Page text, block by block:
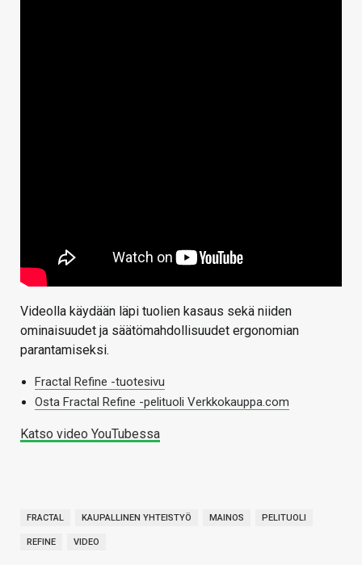
Videolla käydään läpi tuolien kasaus sekä niiden
ominaisuudet ja säätömahdollisuudet ergonomian
parantamiseksi.
Fractal Refine -tuotesivu
Osta Fractal Refine -pelituoli Verkkokauppa.com
Katso video YouTubessa
FRACTAL KAUPALLINEN YHTEISTYÖ MAINOS PELITUOLI
REFINE VIDEO